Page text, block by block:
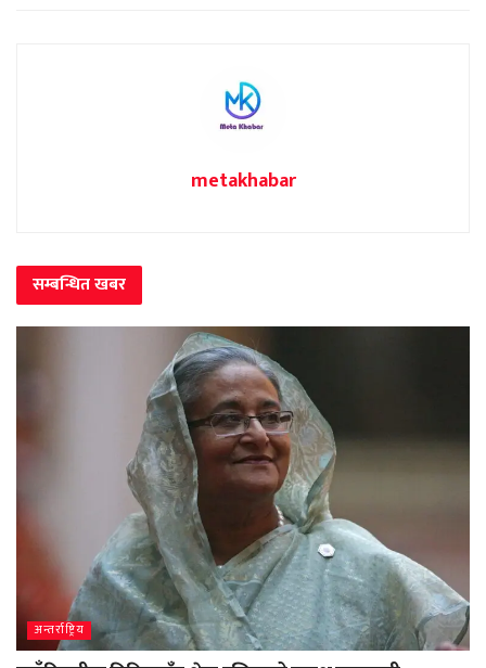
metakhabar
सम्बन्धितखबर
अन्तर्राष्ट्रिय